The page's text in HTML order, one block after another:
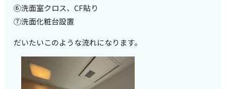
⑥洗面室クロス、CF貼り
⑦洗面化粧台設置
だいたいこのような流れになります。